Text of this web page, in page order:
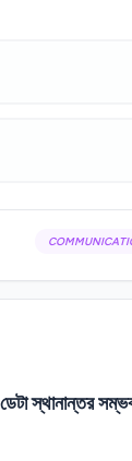
স্থানান্তর